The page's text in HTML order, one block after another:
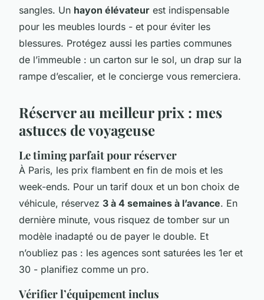
sangles. Un hayon élévateur est indispensable
pour les meubles lourds - et pour éviter les
blessures. Protégez aussi les parties communes
de l’immeuble : un carton sur le sol, un drap sur la
rampe d’escalier, et le concierge vous remerciera.
Réserver au meilleur prix : mes
astuces de voyageuse
Le timing parfait pour réserver
À Paris, les prix flambent en fin de mois et les
week-ends. Pour un tarif doux et un bon choix de
véhicule, réservez 3 à 4 semaines à l’avance. En
dernière minute, vous risquez de tomber sur un
modèle inadapté ou de payer le double. Et
n’oubliez pas : les agences sont saturées les 1er et
30 - planifiez comme un pro.
Vérifier l’équipement inclus